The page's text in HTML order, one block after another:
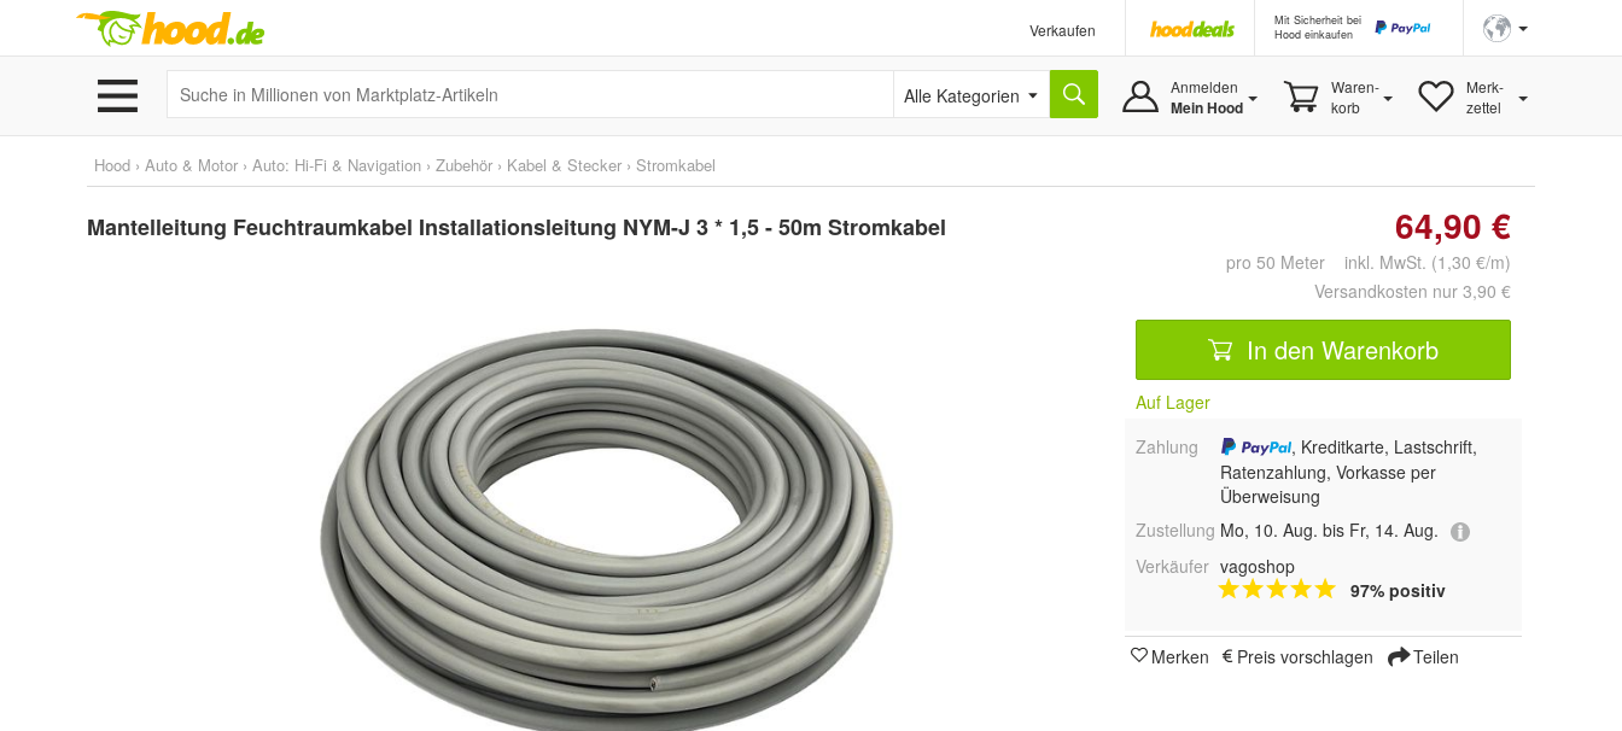
Verkaufen
Mit Sicherheit bei
Hood einkaufen
Alle Kategorien Anmelden
Mein Hood
Waren-
korb
Merk-
zettel
Hood › Auto & Motor › Auto: Hi-Fi & Navigation › Zubehör › Kabel & Stecker › Stromkabel
Mantelleitung Feuchtraumkabel Installationsleitung NYM-J 3 * 1,5 - 50m Stromkabel 64,90 €
pro 50 Meter inkl. MwSt. (1,30 €/m)
Versandkosten nur 3,90 €
In den Warenkorb
Auf Lager
Zahlung
, Kreditkarte, Lastschrift,
Ratenzahlung, Vorkasse per
Überweisung
Zustellung Mo, 10. Aug. bis Fr, 14. Aug.
Verkäufer vagoshop
97% positiv
Merken Preis vorschlagen Teilen